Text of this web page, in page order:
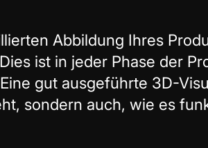
Abbildung Ihres
ist in jeder Phase der
gut ausgeführte 3D-
sondern auch, wie es